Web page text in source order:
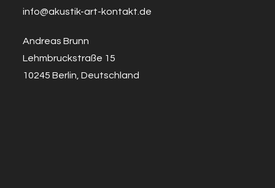
info@akustik-art-kontakt.de
Andreas Brunn
Lehmbruckstraße 15
10245 Berlin, Deutschland